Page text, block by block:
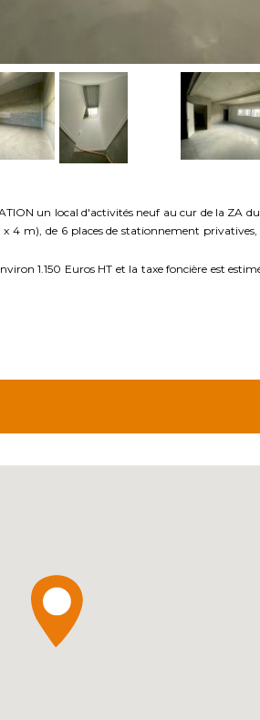
un local d'activités neuf au cur de la ZA
4 m), de 6 places de stationnement
1.150 Euros HT et la taxe foncière est